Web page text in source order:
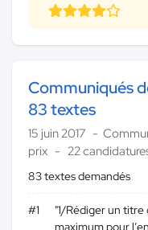
Communiqués
83 textes
15 juin 2017
prix
22
83 textes demandés
#1
"1/Rédiger un titre
maximum pour